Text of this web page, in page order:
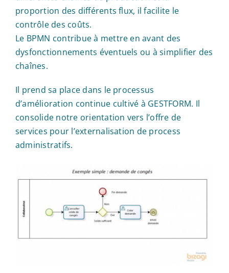
proportion des différents flux, il facilite le
contrôle des coûts.
Le BPMN contribue à mettre en avant des
dysfonctionnements éventuels ou à simplifier des
chaînes.
Il prend sa place dans le processus
d’amélioration continue cultivé à GESTFORM. Il
consolide notre orientation vers l’offre de
services pour l’externalisation de process
administratifs.